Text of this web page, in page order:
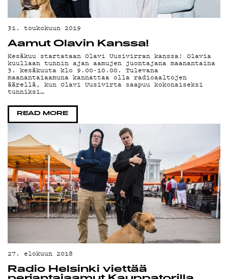
KIRJAUDU SISÄÄN
31. toukokuun 2019
Aamut Olavin Kanssa!
Kesäkuu startataan Olavi Uusivirran kanssa! Olavia
kuullaan tunnin ajan aamujen juontajana maanantaina
3. kesäkuuta klo 9.00-10.00. Tulevana
maanantaiaamuna kannattaa olla radioaaltojen
äärellä, kun Olavi Uusivirta saapuu kokonaiseksi
tunniksi…
READ MORE
27. elokuun 2018
Radio Helsinki viettää